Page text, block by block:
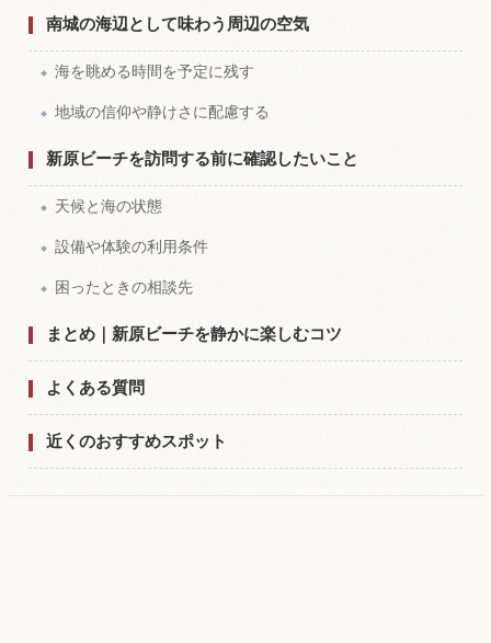
南城の海辺として味わう周辺の空気
海を眺める時間を予定に残す
地域の信仰や静けさに配慮する
新原ビーチを訪問する前に確認したいこと
天候と海の状態
設備や体験の利用条件
困ったときの相談先
まとめ｜新原ビーチを静かに楽しむコツ
よくある質問
近くのおすすめスポット